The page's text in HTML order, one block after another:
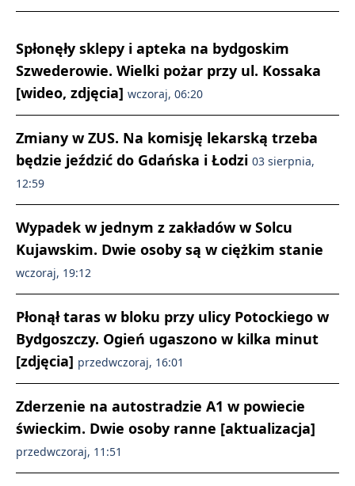
Spłonęły sklepy i apteka na bydgoskim
Szwederowie. Wielki pożar przy ul. Kossaka
[wideo, zdjęcia] wczoraj, 06:20
Zmiany w ZUS. Na komisję lekarską trzeba
będzie jeździć do Gdańska i Łodzi 03 sierpnia,
12:59
Wypadek w jednym z zakładów w Solcu
Kujawskim. Dwie osoby są w ciężkim stanie
wczoraj, 19:12
Płonął taras w bloku przy ulicy Potockiego w
Bydgoszczy. Ogień ugaszono w kilka minut
[zdjęcia] przedwczoraj, 16:01
Zderzenie na autostradzie A1 w powiecie
świeckim. Dwie osoby ranne [aktualizacja]
przedwczoraj, 11:51